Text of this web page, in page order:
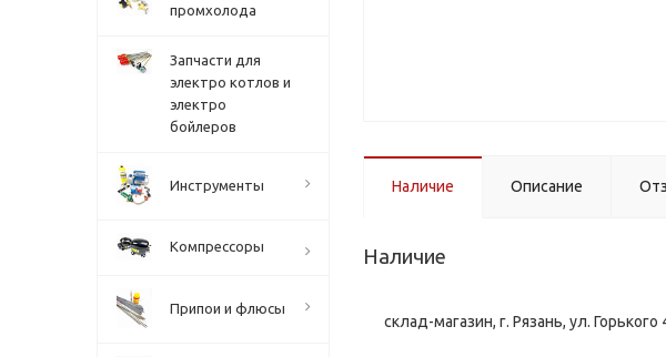
Наличие Описание
Наличие
склад-магазин, г. Рязань, ул. Горького
промхолода
Запчасти для
электро котлов и
электро
бойлеров
Инструменты
Компрессоры
Припои и флюсы